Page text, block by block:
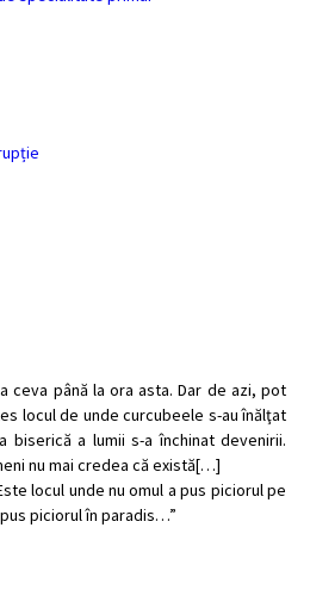
ceva până la ora asta. Dar de azi, pot
locul de unde curcubeele s-au înălţat
biserică a lumii s-a închinat devenirii.
nu mai credea că există[…]
locul unde nu omul a pus piciorul pe
piciorul în paradis…”